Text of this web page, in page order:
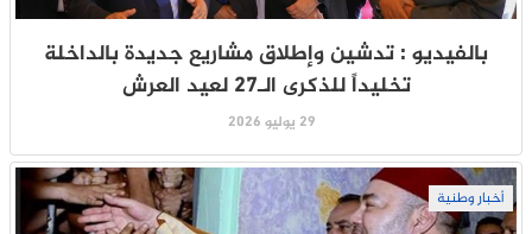
بالفيديو : تدشين وإطلاق مشاريع جديدة بالداخلة
تخليداً للذكرى الـ27 لعيد العرش
29 يوليو 2026
أخبار وطنية